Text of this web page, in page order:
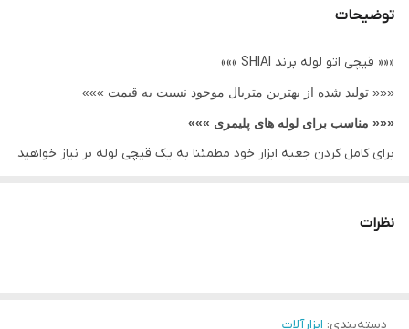
توضیحات
««« قیچی اتو لوله برند SHIAI »»»
««« تولید شده از بهترین متریال موجود نسبت به قیمت »»»
««« مناسب برای لوله های پلیمری »»»
برای کامل کردن جعبه ابزار خود مطمئنا به یک قیچی لوله بر نیاز خواهید
نظرات
دسته‌بندی: ابزارآلات